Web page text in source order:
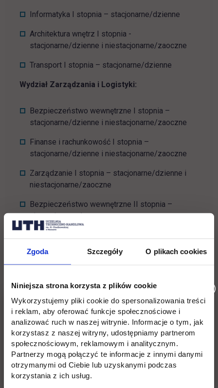
Zgoda Szczegóły O plikach cookies
Niniejsza strona korzysta z plików cookie
Wykorzystujemy pliki cookie do spersonalizowania treści
i reklam, aby oferować funkcje społecznościowe i
analizować ruch w naszej witrynie. Informacje o tym, jak
korzystasz z naszej witryny, udostępniamy partnerom
społecznościowym, reklamowym i analitycznym.
Partnerzy mogą połączyć te informacje z innymi danymi
otrzymanymi od Ciebie lub uzyskanymi podczas
korzystania z ich usług.
Informatyka I stopnia – stacjonarne/dzienne
Architektura wnętrz I stopnia -
stacjonarne/dzienne i niestacjonarne/zaoczne
Transport I stopnia – stacjonarne/dzienne
Wydział Zarządzania i Logistyki:
Bezpieczeństwo wewnętrzne I stopnia –
stacjonarne/dzienne i niestacjonarne/zaoczne
Finanse i rachunkowość I stopnia –
stacjonarne/dzienne i niestacjonarne/zaoczne
Zarządzanie I stopnia – stacjonarne/dzienne i
niestacjonarne/zaoczne
Bezpieczeństwo wewnętrzne II stopnia –
niestacjonarne/zaoczne
niestacjonarne/zaoczne
Zarządzanie II stopnia – niestacjonarne/zaoczne
Wydział Zamiejscowy w Płońsku:
Zarządzanie I stopnia – niestacjonarne/zaoczne
Zarządzanie II stopnia – niestacjonarne/zaoczne
Pełna oferta edukacyjna:
https://www.uth.edu.pl/oferta-studiow